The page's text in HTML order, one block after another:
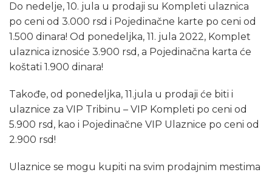
Do nedelje, 10. jula u prodaji su Kompleti ulaznica
po ceni od 3.000 rsd i Pojedinačne karte po ceni od
1.500 dinara! Od ponedeljka, 11. jula 2022, Komplet
ulaznica iznosiće 3.900 rsd, a Pojedinačna karta će
koštati 1.900 dinara!
Takođe, od ponedeljka, 11.jula u prodaji će biti i
ulaznice za VIP Tribinu – VIP Kompleti po ceni od
5.900 rsd, kao i Pojedinačne VIP Ulaznice po ceni od
2.900 rsd!
Ulaznice se mogu kupiti na svim prodajnim mestima